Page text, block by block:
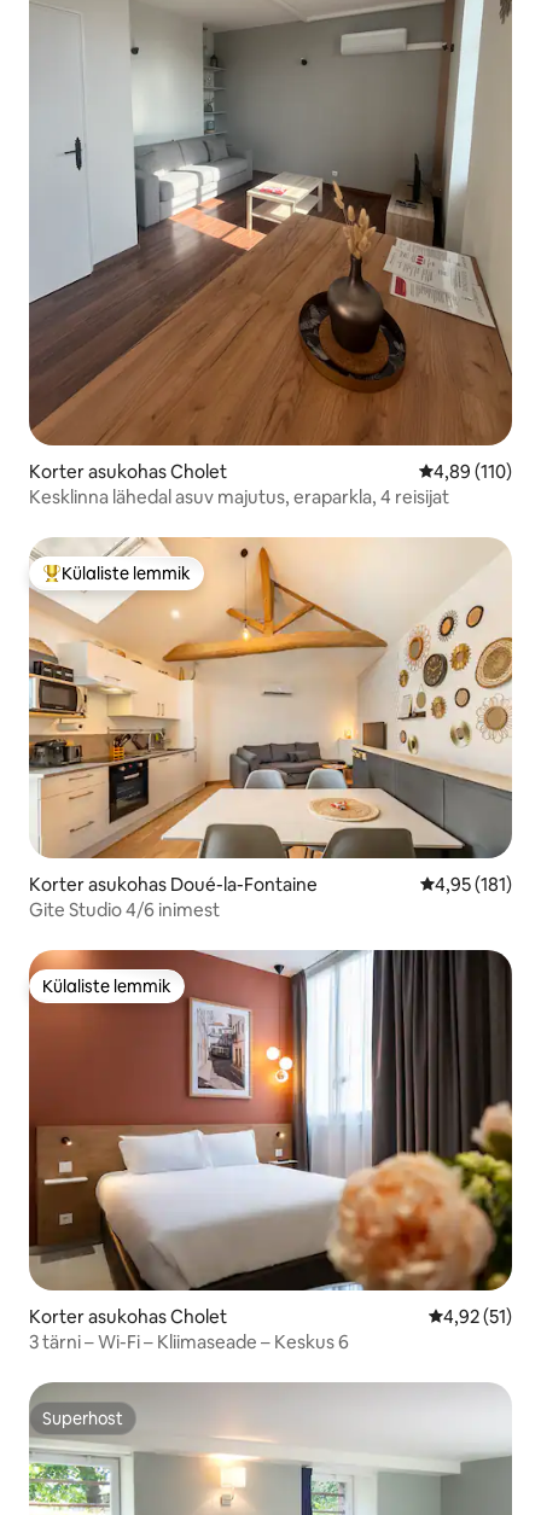
Korter asukohas Cholet Keskmine
4,89 (110)
Kesklinna lähedal asuv majutus, eraparkla, 4 reisijat
Külaliste suur lemmik
Külaliste lemmik
Korter asukohas Doué-la-Fontaine Keskmine
4,95 (181)
Gite Studio 4/6 inimest
Külaliste lemmik
Külaliste lemmik
Korter asukohas Cholet Keskmine
4,92 (51)
3 tärni – Wi-Fi – Kliimaseade – Keskus 6
Superhost
Superhost